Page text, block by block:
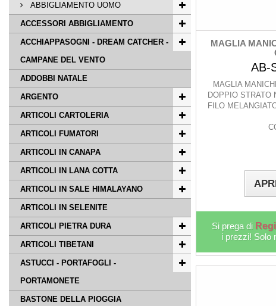
ABBIGLIAMENTO UOMO
ACCESSORI ABBIGLIAMENTO
ACCHIAPPASOGNI - DREAM CATCHER -
CAMPANE DEL VENTO
ADDOBBI NATALE
ARGENTO
ARTICOLI CARTOLERIA
ARTICOLI FUMATORI
ARTICOLI IN CANAPA
ARTICOLI IN LANA COTTA
ARTICOLI IN SALE HIMALAYANO
ARTICOLI IN SELENITE
ARTICOLI PIETRA DURA
ARTICOLI TIBETANI
ASTUCCI - PORTAFOGLI -
PORTAMONETE
BASTONE DELLA PIOGGIA
MAGLIA
AB-
MAGLIA
DOPPIO STRATO
FILO
Si prega di
i prezzi! Solo